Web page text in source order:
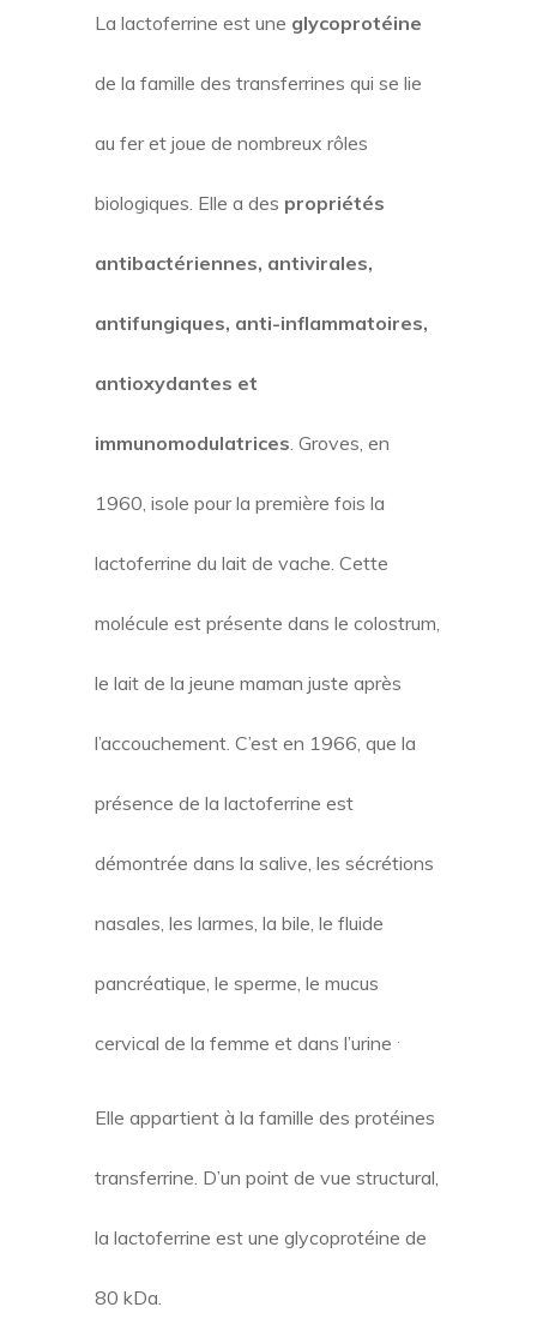
La lactoferrine est une glycoprotéine
de la famille des transferrines qui se lie
au fer et joue de nombreux rôles
biologiques. Elle a des propriétés
antibactériennes, antivirales,
antifungiques, anti-inflammatoires,
antioxydantes et
immunomodulatrices. Groves, en
1960, isole pour la première fois la
lactoferrine du lait de vache. Cette
molécule est présente dans le colostrum,
le lait de la jeune maman juste après
l’accouchement. C’est en 1966, que la
présence de la lactoferrine est
démontrée dans la salive, les sécrétions
nasales, les larmes, la bile, le fluide
pancréatique, le sperme, le mucus
cervical de la femme et dans l’urine .
Elle appartient à la famille des protéines
transferrine. D’un point de vue structural,
la lactoferrine est une glycoprotéine de
80 kDa.